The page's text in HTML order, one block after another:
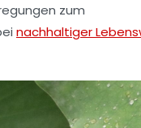
zum
nachhaltiger